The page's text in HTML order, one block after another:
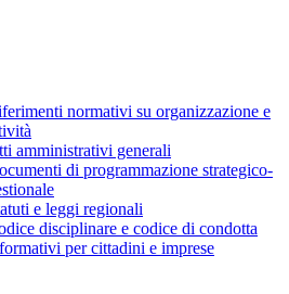
normativi su organizzazione e
amministrativi generali
di programmazione strategico-
e leggi regionali
disciplinare e codice di condotta
per cittadini e imprese